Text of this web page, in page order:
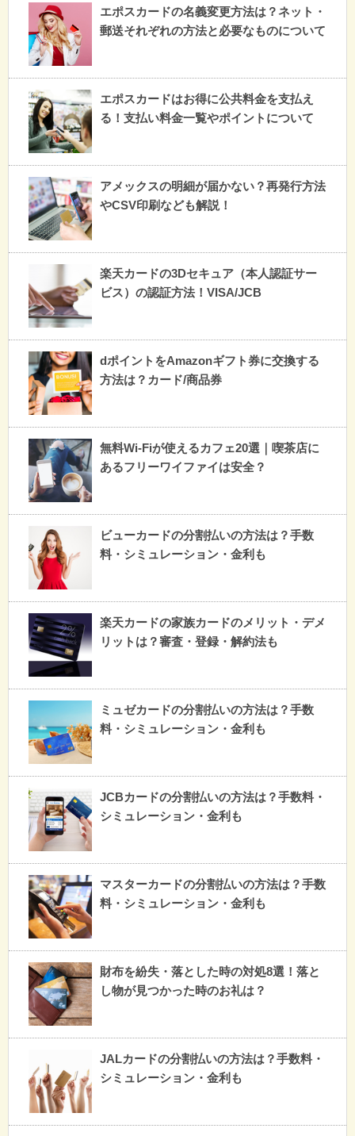
エポスカードの名義変更方法は？ネット・
郵送それぞれの方法と必要なものについて
エポスカードはお得に公共料金を支払え
る！支払い料金一覧やポイントについて
アメックスの明細が届かない？再発行方法
やCSV印刷なども解説！
楽天カードの3Dセキュア（本人認証サー
ビス）の認証方法！VISA/JCB
dポイントをAmazonギフト券に交換する
方法は？カード/商品券
無料Wi-Fiが使えるカフェ20選｜喫茶店に
あるフリーワイファイは安全？
ビューカードの分割払いの方法は？手数
料・シミュレーション・金利も
楽天カードの家族カードのメリット・デメ
リットは？審査・登録・解約法も
ミュゼカードの分割払いの方法は？手数
料・シミュレーション・金利も
JCBカードの分割払いの方法は？手数料・
シミュレーション・金利も
マスターカードの分割払いの方法は？手数
料・シミュレーション・金利も
財布を紛失・落とした時の対処8選！落と
し物が見つかった時のお礼は？
JALカードの分割払いの方法は？手数料・
シミュレーション・金利も